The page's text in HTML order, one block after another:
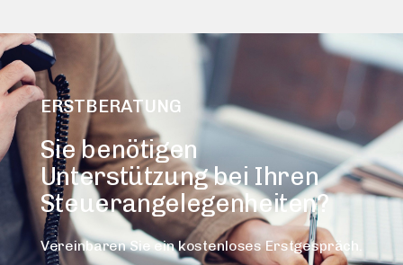
ERSTBERATUNG
Sie benötigen
Unterstützung bei Ihren
Steuer­angelegen­heiten?
Vereinbaren Sie ein kostenloses Erstgespräch.